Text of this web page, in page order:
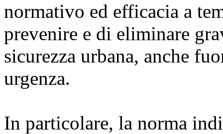
normativo ed efficacia a
prevenire e di eliminare
sicurezza urbana, anche
urgenza.
In particolare, la norma